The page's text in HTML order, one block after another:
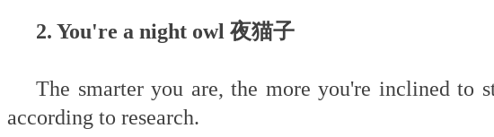
2. You're a night owl 夜猫子
The smarter you are, the more you're inclined to
according to research.